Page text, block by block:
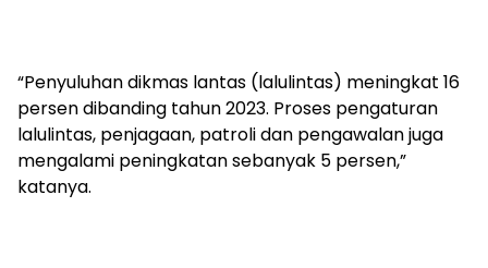
“Penyuluhan dikmas lantas (lalulintas) meningkat 16
persen dibanding tahun 2023. Proses pengaturan
lalulintas, penjagaan, patroli dan pengawalan juga
mengalami peningkatan sebanyak 5 persen,”
katanya.